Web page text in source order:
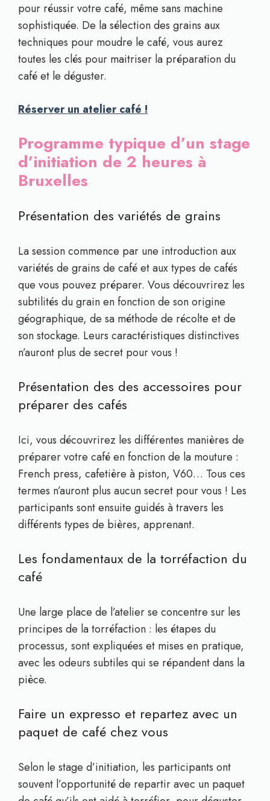
pour réussir votre café, même sans machine
sophistiquée. De la sélection des grains aux
techniques pour moudre le café, vous aurez
toutes les clés pour maitriser la préparation du
café et le déguster.
Réserver un atelier café !
Programme typique d’un stage
d’initiation de 2 heures à
Bruxelles
Présentation des variétés de grains
La session commence par une introduction aux
variétés de grains de café et aux types de cafés
que vous pouvez préparer. Vous découvrirez les
subtilités du grain en fonction de son origine
géographique, de sa méthode de récolte et de
son stockage. Leurs caractéristiques distinctives
n’auront plus de secret pour vous !
Présentation des des accessoires pour
préparer des cafés
Ici, vous découvrirez les différentes manières de
préparer votre café en fonction de la mouture :
French press, cafetière à piston, V60… Tous ces
termes n’auront plus aucun secret pour vous ! Les
participants sont ensuite guidés à travers les
différents types de bières, apprenant.
Les fondamentaux de la torréfaction du
café
Une large place de l’atelier se concentre sur les
principes de la torréfaction : les étapes du
processus, sont expliquées et mises en pratique,
avec les odeurs subtiles qui se répandent dans la
pièce.
Faire un expresso et repartez avec un
paquet de café chez vous
Selon le stage d’initiation, les participants ont
souvent l’opportunité de repartir avec un paquet